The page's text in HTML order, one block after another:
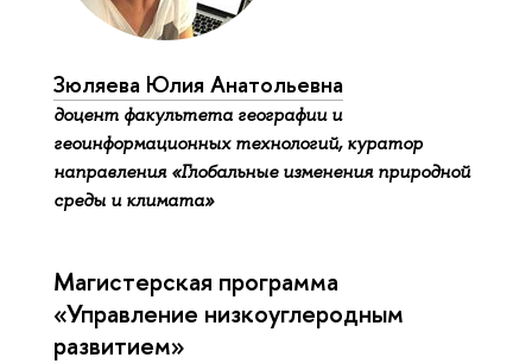
Зюляева Юлия Анатольевна
доцент факультета географии и
геоинформационных технологий, куратор
направления «Глобальные изменения природной
среды и климата»
Магистерская программа
«Управление низкоуглеродным
развитием»